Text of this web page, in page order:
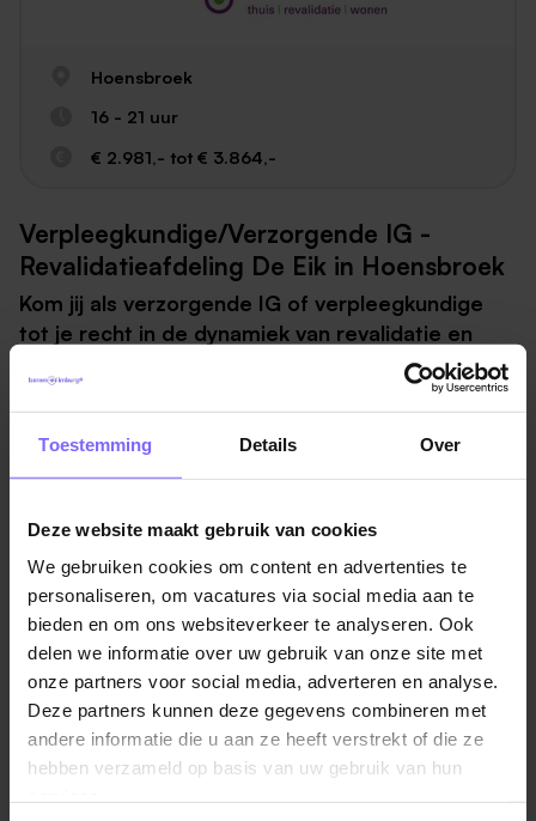
Toestemming Details Over
Deze website maakt gebruik van cookies
We gebruiken cookies om content en advertenties te
personaliseren, om vacatures via social media aan te
bieden en om ons websiteverkeer te analyseren. Ook
delen we informatie over uw gebruik van onze site met
onze partners voor social media, adverteren en analyse.
Deze partners kunnen deze gegevens combineren met
andere informatie die u aan ze heeft verstrekt of die ze
hebben verzameld op basis van uw gebruik van hun
Hoensbroek
16 - 21 uur
€ 2.981,- tot € 3.864,-
Verpleegkundige/Verzorgende IG -
Revalidatieafdeling De Eik in Hoensbroek
Kom jij als verzorgende IG of verpleegkundige
tot je recht in de dynamiek van revalidatie en
herstelzorg? Geloof jij dat je revalidatiecliënten
het beste ondersteunt door hen te stimuleren
gezegd: ga jij ‘zorgen met de handen op de rug’?
Dan is deze vacature (voor 18-36 uur per week)
baan voor jou!
Wat ga je doen?
Als zorgprofessional bij Cicero Revalidatie en
Herstelzorg ondersteun en motiveer je onze cliënten
in het revalidatieproces zodat ze weer snel en veilig
naar huis kunnen gaan. Je voert zorgtaken uit en
werkt samen met andere zorgprofessionals en